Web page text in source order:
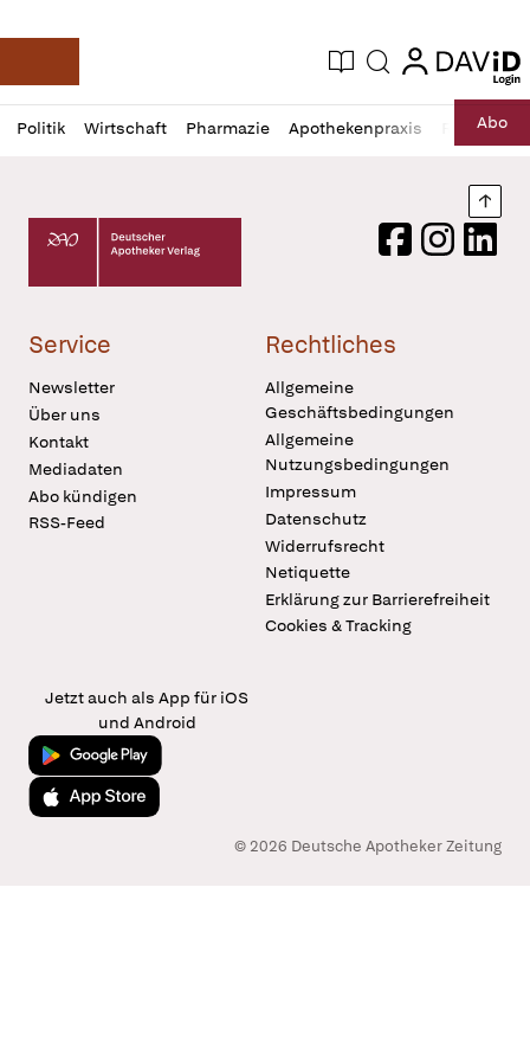
Deutsche Apotheker Zeitung
Aktuelle Ausgabe
Suche login
login
Politik Wirtschaft Pharmazie Apothekenpraxis RechtAbo
Profil
öffnen
Daz
Pur
Deutscher Apotheker Verlag Logo
FacebookInstagram
Service
Newsletter
Über uns
Kontakt
Mediadaten
Abo kündigen
RSS-Feed
Rechtliches
Allgemeine
Geschäftsbedingungen
Allgemeine
Nutzungsbedingungen
Impressum
Datenschutz
Widerrufsrecht
Netiquette
Erklärung zur Barrierefreiheit
Cookies & Tracking
Jetzt auch als App für iOS
und Android
Jetzt bei Google Play
Laden im App Store
© 2026 Deutsche Apotheker Zeitung